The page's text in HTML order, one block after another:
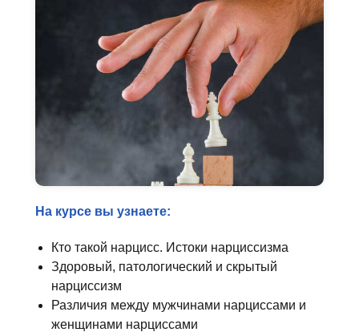
Кто такой нарцисс. Истоки нарциссизма
Здоровый, патологический и скрытый
нарциссизм
Различия между мужчинами нарциссами и
женщинами нарциссами
На курсе вы узнаете: